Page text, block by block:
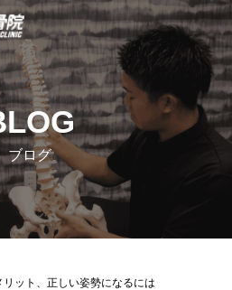
ブログ
ット、正しい姿勢になるには